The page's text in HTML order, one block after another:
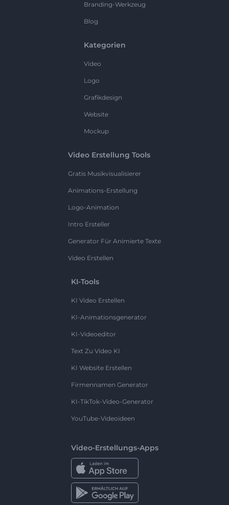
Branding-Werkzeug
Blog
Kategorien
Video
Logo
Grafikdesign
Website
Mockup
Video Erstellung Tools
Gratis Musikvisualisierer
Animations-Erstellung
Logo-Animation
Intro Ersteller
Generator Für Animierte Texte
Video Erstellen
KI-Tools
KI Video Erstellen
KI-Animationsgenerator
KI-Videoeditor
Text Zu Video KI
KI Website Erstellen
Firmennamen Generator
KI-TikTok-Video-Generator
YouTube-Videoideen
Video-Erstellungs-Apps